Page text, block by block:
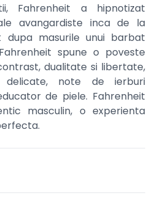
Fahrenheit a hipnotizat
avangardiste inca de la
dupa masurile unui barbat
spune o poveste
dualitate si libertate,
note de ierburi
de piele. Fahrenheit
masculin, o experienta